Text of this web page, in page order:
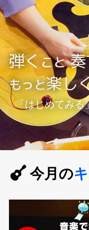
弾くこと奏
もっと楽し
「はじめてみる
「はじめてみる
弾くこと奏
もっと楽し
「はじめてみる
「はじめてみる
今月の